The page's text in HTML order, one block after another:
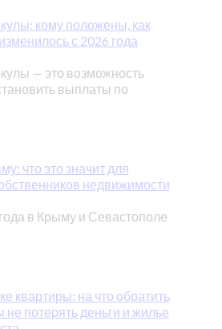
кому положены, как
с 2026 года
— это возможность
выплаты по
что это значит для
недвижимости
в Крыму и Севастополе
квартиры: на что обратить
потерять деньги и жилье